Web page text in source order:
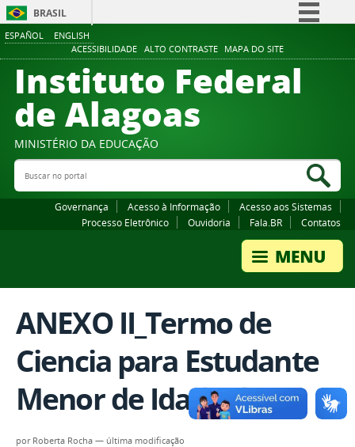
ESPAÑOL ENGLISH
ACESSIBILIDADE ALTO CONTRASTE MAPA DO SITE
BRASIL
Comunica BR
Participe
Canais
Instituto Federal
de Alagoas
MINISTÉRIO DA EDUCAÇÃO
Buscar no portal
Governança Acesso à Informação
Acesso aos Sistemas
Processo Eletrônico
Ouvidoria Fala.BR Contatos
ANEXO II_Termo de
Ciencia para Estudante
Menor de Idade.docx
por Roberta Rocha — última modificação